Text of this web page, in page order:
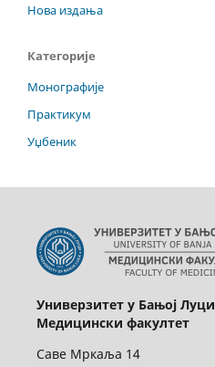
Нова издања
Категорије
Монографије
Практикум
Уџбеник
Универзитет у Бањој Луци
Медицински факултет
Саве Мркаља 14